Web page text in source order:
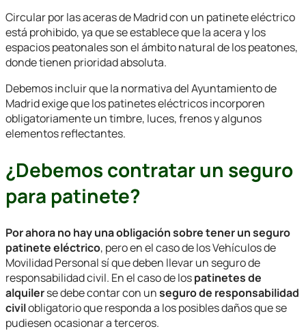
Circular por las aceras de Madrid con un patinete eléctrico
está prohibido, ya que se establece que la acera y los
espacios peatonales son el ámbito natural de los peatones,
donde tienen prioridad absoluta.
Debemos incluir que la normativa del Ayuntamiento de
Madrid exige que los patinetes eléctricos incorporen
obligatoriamente un timbre, luces, frenos y algunos
elementos reflectantes.
¿Debemos contratar un seguro
para patinete?
Por ahora no hay una obligación sobre tener un seguro
patinete eléctrico, pero en el caso de los Vehículos de
Movilidad Personal sí que deben llevar un seguro de
responsabilidad civil. En el caso de lospatinetes de
alquilerse debe contar con unseguro de responsabilidad
civilobligatorio que responda a los posibles daños que se
pudiesen ocasionar a terceros.